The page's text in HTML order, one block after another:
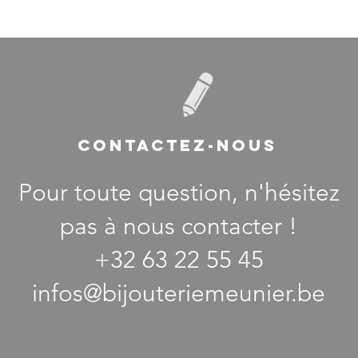
CONTACTEZ-NOUS
Pour toute question, n'hésitez
pas à nous contacter !
+32 63 22 55 45
infos@bijouteriemeunier.be